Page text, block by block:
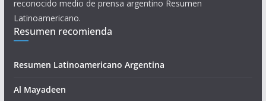
reconocido medio de prensa argentino Resumen
Latinoamericano.
Resumen recomienda
Resumen Latinoamericano Argentina
Al Mayadeen